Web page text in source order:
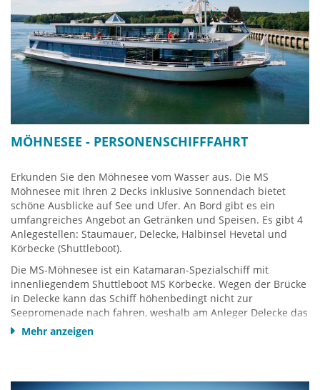
MÖHNESEE - PERSONENSCHIFFFAHRT
Erkunden Sie den Möhnesee vom Wasser aus. Die MS
Möhnesee mit Ihren 2 Decks inklusive Sonnendach bietet
schöne Ausblicke auf See und Ufer. An Bord gibt es ein
umfangreiches Angebot an Getränken und Speisen. Es gibt 4
Anlegestellen: Staumauer, Delecke, Halbinsel Hevetal und
Körbecke (Shuttleboot).
Die MS-Möhnesee ist ein Katamaran-Spezialschiff mit
innenliegendem Shuttleboot MS Körbecke. Wegen der Brücke
in Delecke kann das Schiff höhenbedingt nicht zur
Seepromenade nach fahren, weshalb am Anleger Delecke das
Shuttlebott ausgefahren wird - und nach Körbecke fährt. Das
Andockmanöver während der Fahrt - EINMALIG IN EUROPA!
Mehr anzeigen